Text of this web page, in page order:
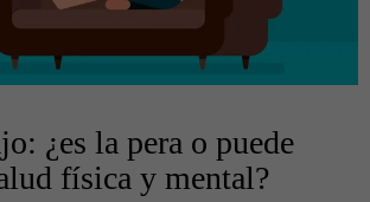
¿es la pera o puede
física y mental?